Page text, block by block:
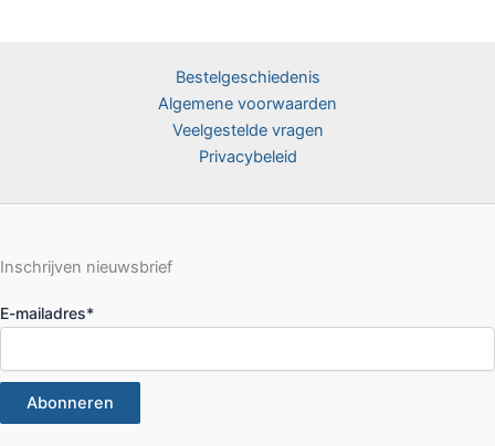
Bestelgeschiedenis
Algemene voorwaarden
Veelgestelde vragen
Privacybeleid
Inschrijven nieuwsbrief
E-mailadres*
Abonneren